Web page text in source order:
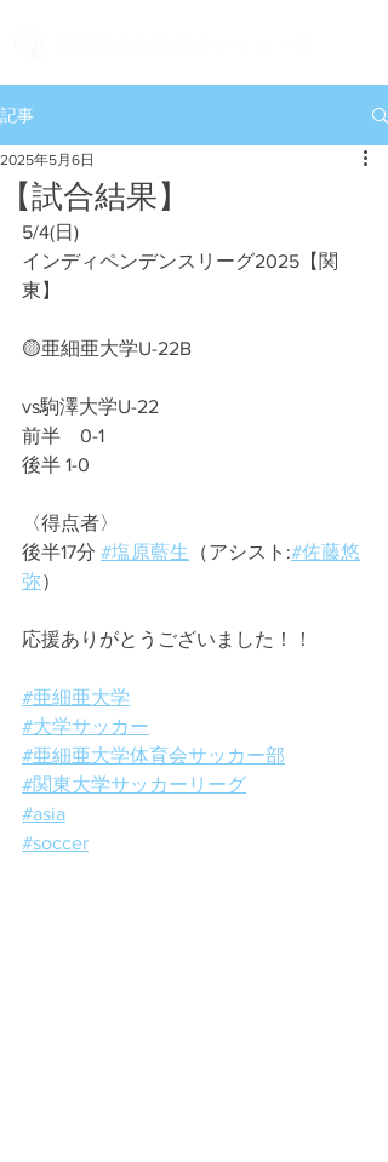
記事
【試合結果】
2025年5月6日
5/4(日)
インディペンデンスリーグ2025【関
東】
🟡亜細亜大学U-22B
vs駒澤大学U-22
前半　0-1
後半 1-0
〈得点者〉
後半17分 #塩原藍生 （アシスト:#佐藤悠
弥）
応援ありがとうございました！！
#亜細亜大学
#大学サッカー
#亜細亜大学体育会サッカー部
#関東大学サッカーリーグ
#asia
#soccer